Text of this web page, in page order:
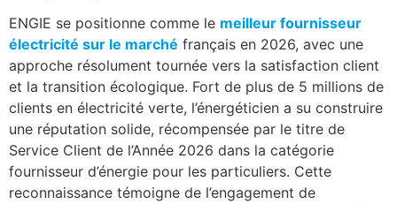
ENGIE se positionne comme le meilleur fournisseur
électricité sur le marché français en 2026, avec une
approche résolument tournée vers la satisfaction client
et la transition écologique. Fort de plus de 5 millions de
clients en électricité verte, l’énergéticien a su construire
une réputation solide, récompensée par le titre de
Service Client de l’Année 2026 dans la catégorie
fournisseur d’énergie pour les particuliers. Cette
reconnaissance témoigne de l’engagement de